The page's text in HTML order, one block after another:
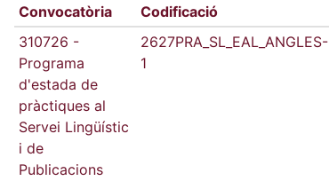
Convocatòria Codificació
310726 -
Programa
d'estada de
pràctiques al
Servei Lingüístic
i de
Publicacions
2627PRA_SL_EAL_ANGLES-
1